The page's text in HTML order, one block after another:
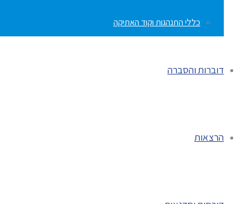
כללי התנהגות וקוד האתיקה
דוברות והסברה
הרצאות